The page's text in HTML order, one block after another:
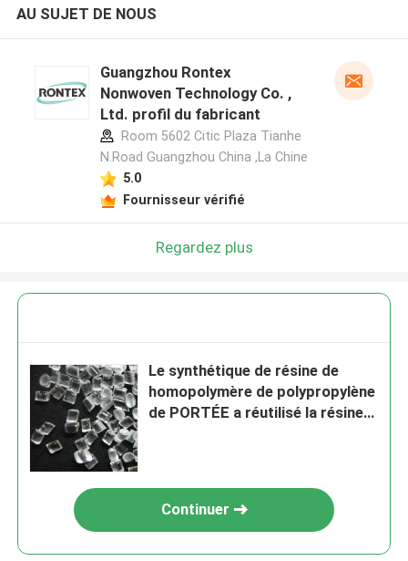
AU SUJET DE NOUS
Guangzhou Rontex
Nonwoven Technology Co. ,
Ltd. profil du fabricant
Room 5602 Citic Plaza Tianhe
N.Road Guangzhou China ,La Chine
5.0
Fournisseur vérifié
Regardez plus
Le synthétique de résine de
homopolymère de polypropylène
de PORTÉE a réutilisé la résine
Continuer